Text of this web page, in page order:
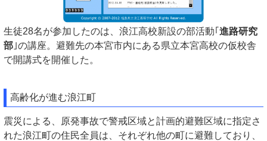
生徒28名が参加したのは、浪江高校新設の部活動｢ 進路研究
部 ｣の講座。避難先の本宮市内にある県立本宮高校の仮校舎
で開講式を開催した。
高齢化が進む浪江町
震災による、原発事故で警戒区域と計画的避難区域に指定さ
れた浪江町の住民全員は、それぞれ他の町に避難しており、